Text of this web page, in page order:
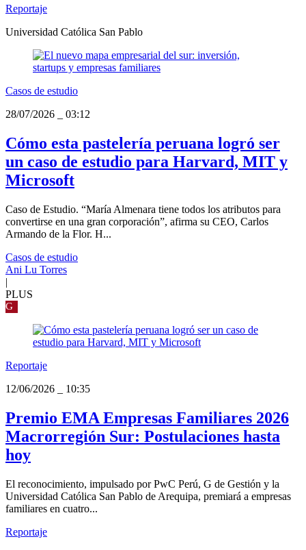
Reportaje
Universidad Católica San Pablo
Casos de estudio
28/07/2026
03:12
Cómo esta pastelería peruana logró ser
un caso de estudio para Harvard, MIT y
Microsoft
Caso de Estudio. “María Almenara tiene todos los atributos para
convertirse en una gran corporación”, afirma su CEO, Carlos
Armando de la Flor. H...
Casos de estudio
Ani Lu Torres
|
PLUS
G
Reportaje
12/06/2026
10:35
Premio EMA Empresas Familiares 2026
Macrorregión Sur: Postulaciones hasta
hoy
El reconocimiento, impulsado por PwC Perú, G de Gestión y la
Universidad Católica San Pablo de Arequipa, premiará a empresas
familiares en cuatro...
Reportaje